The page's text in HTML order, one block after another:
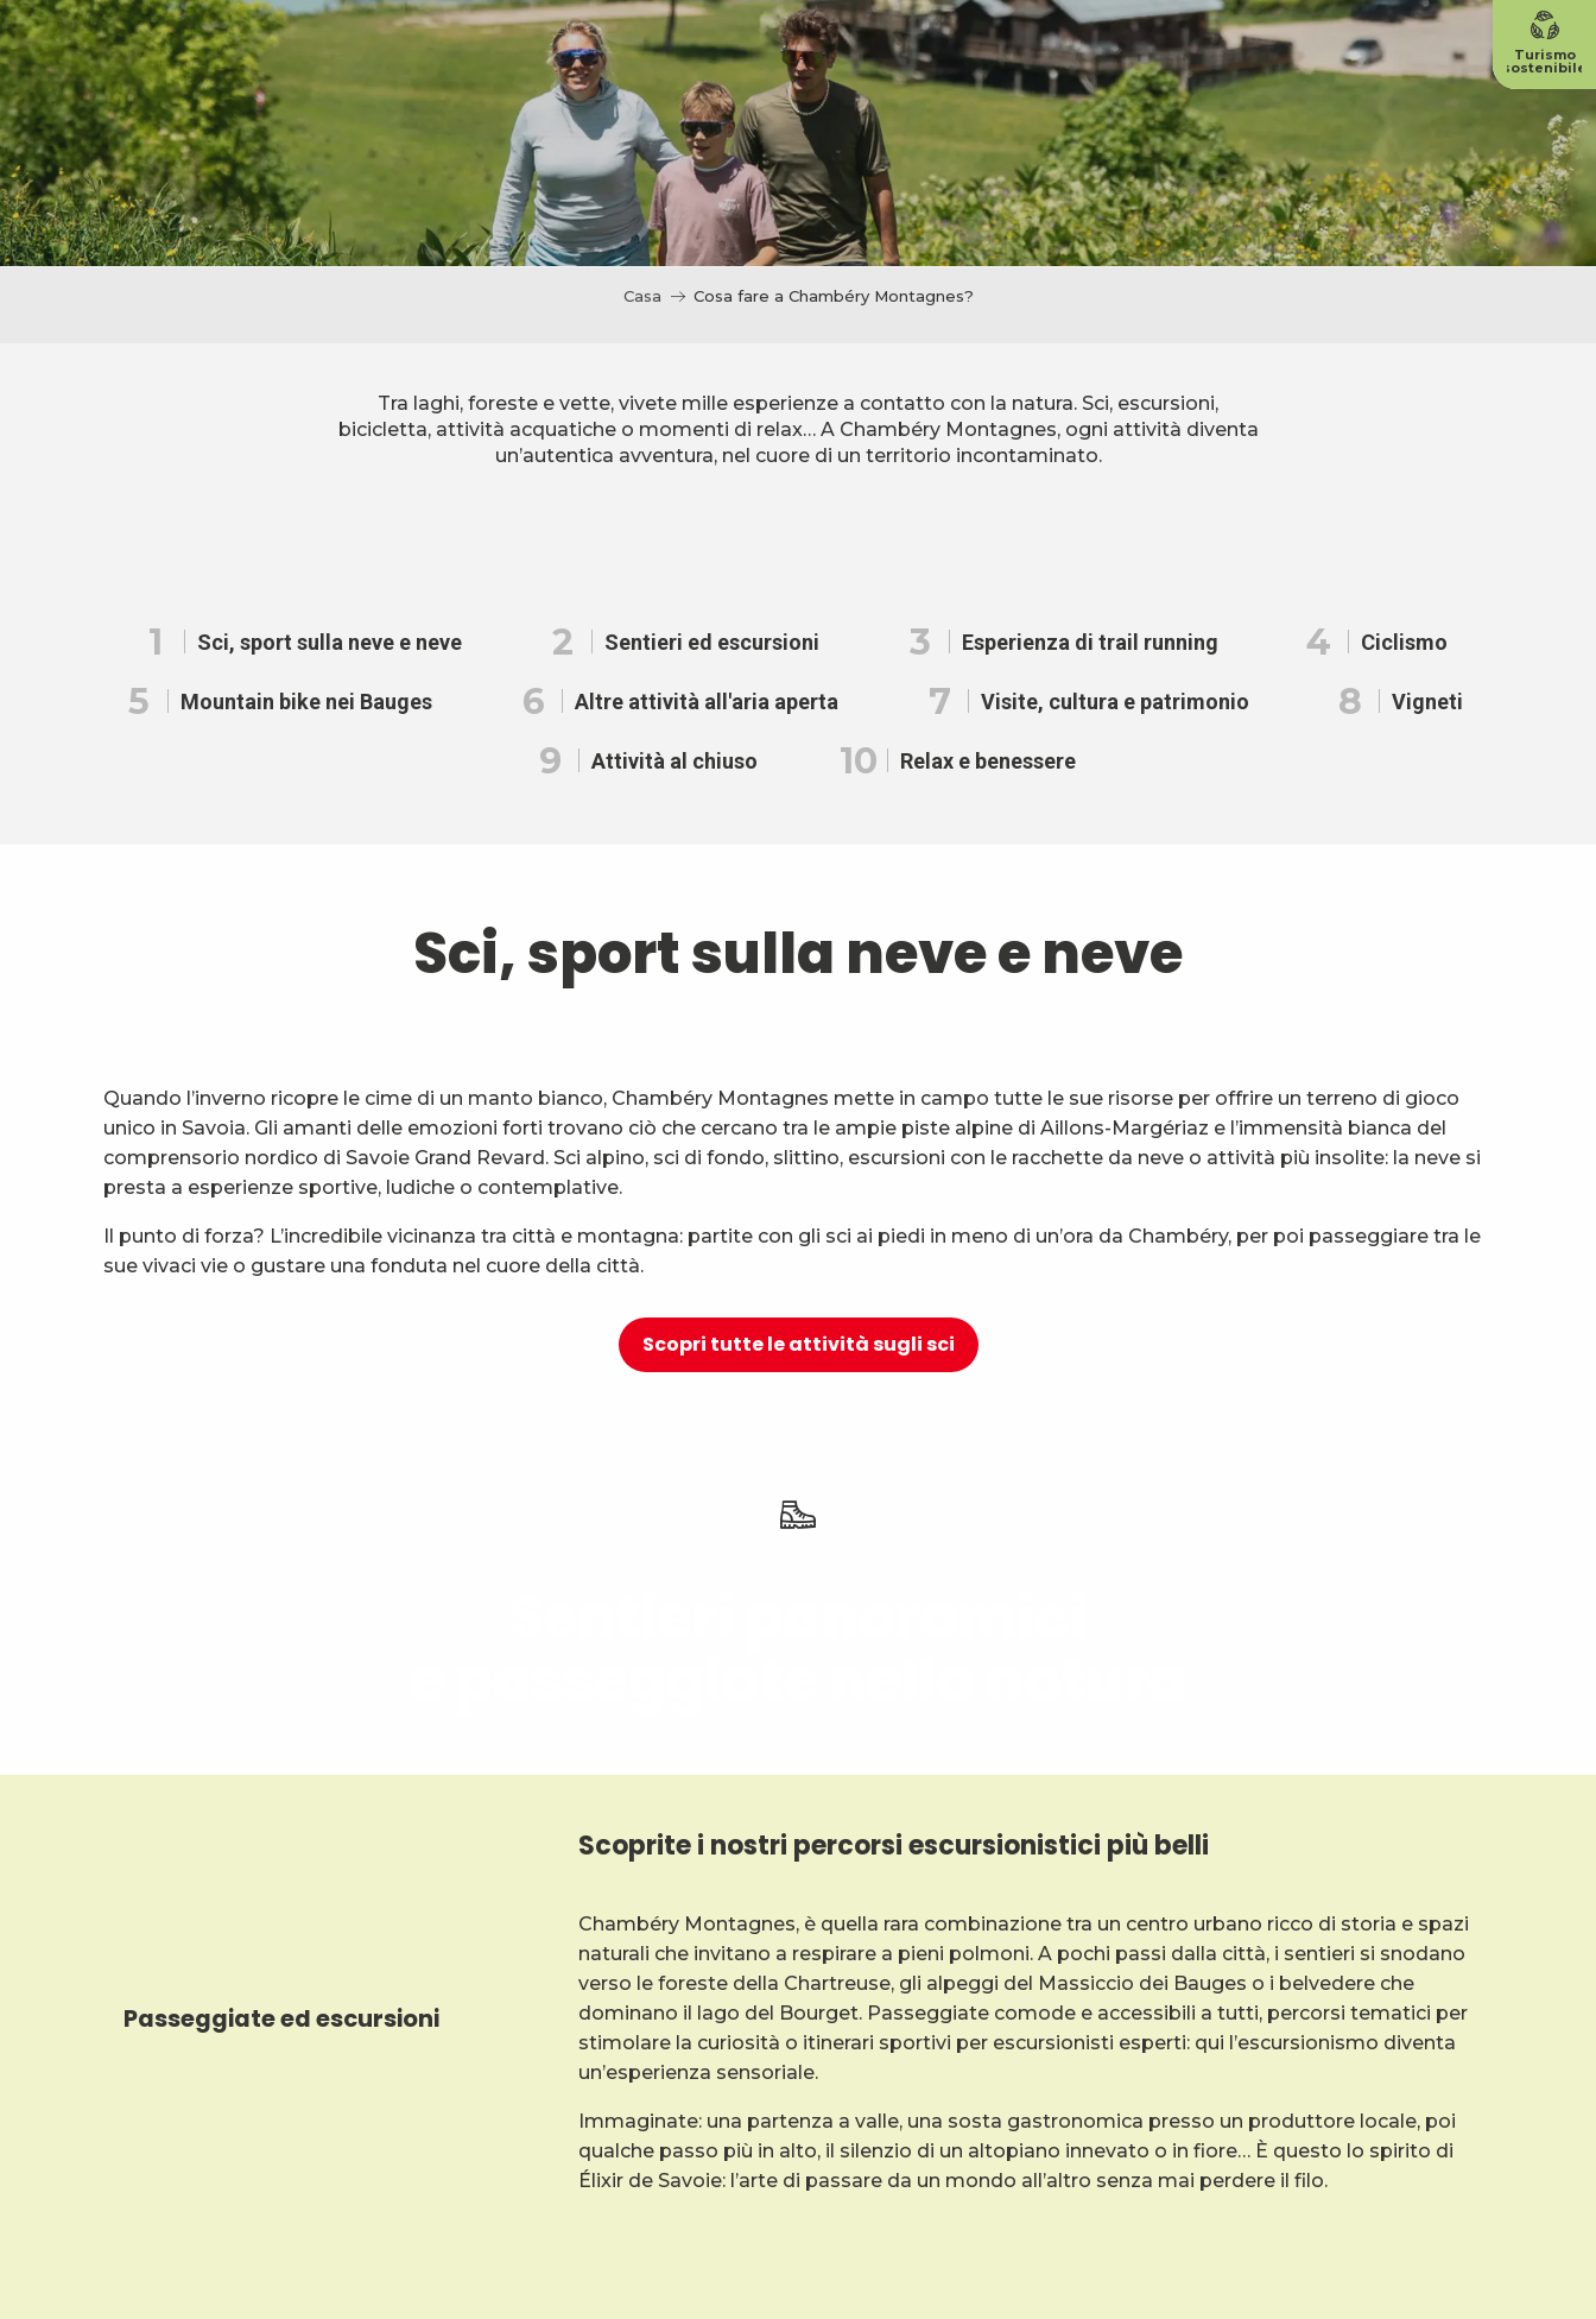
Turismo
sostenibile
Casa Cosa fare a Chambéry Montagnes?
Tra laghi, foreste e vette, vivete mille esperienze a contatto con la natura. Sci, escursioni,
bicicletta, attività acquatiche o momenti di relax… A Chambéry Montagnes, ogni attività diventa
un’autentica avventura, nel cuore di un territorio incontaminato.
1 Sci, sport sulla neve e neve 2 Sentieri ed escursioni 3 Esperienza di trail running 4 Ciclismo
5 Mountain bike nei Bauges 6 Altre attività all'aria aperta 7 Visite, cultura e patrimonio 8 Vigneti
9 Attività al chiuso 10 Relax e benessere
Sci, sport sulla neve e neve
Quando l’inverno ricopre le cime di un manto bianco, Chambéry Montagnes mette in campo tutte le sue risorse per offrire un terreno di gioco
unico in Savoia. Gli amanti delle emozioni forti trovano ciò che cercano tra le ampie piste alpine di Aillons-Margériaz e l’immensità bianca del
comprensorio nordico di Savoie Grand Revard. Sci alpino, sci di fondo, slittino, escursioni con le racchette da neve o attività più insolite: la neve si
presta a esperienze sportive, ludiche o contemplative.
Il punto di forza? L’incredibile vicinanza tra città e montagna: partite con gli sci ai piedi in meno di un’ora da Chambéry, per poi passeggiare tra le
sue vivaci vie o gustare una fonduta nel cuore della città.
Scopri tutte le attività sugli sci
Passeggiate ed escursioni
Scoprite i nostri percorsi escursionistici più belli
Chambéry Montagnes, è quella rara combinazione tra un centro urbano ricco di storia e spazi
naturali che invitano a respirare a pieni polmoni. A pochi passi dalla città, i sentieri si snodano
verso le foreste della Chartreuse, gli alpeggi del Massiccio dei Bauges o i belvedere che
dominano il lago del Bourget. Passeggiate comode e accessibili a tutti, percorsi tematici per
stimolare la curiosità o itinerari sportivi per escursionisti esperti: qui l’escursionismo diventa
un’esperienza sensoriale.
Immaginate: una partenza a valle, una sosta gastronomica presso un produttore locale, poi
qualche passo più in alto, il silenzio di un altopiano innevato o in fiore… È questo lo spirito di
Élixir de Savoie: l’arte di passare da un mondo all’altro senza mai perdere il filo.